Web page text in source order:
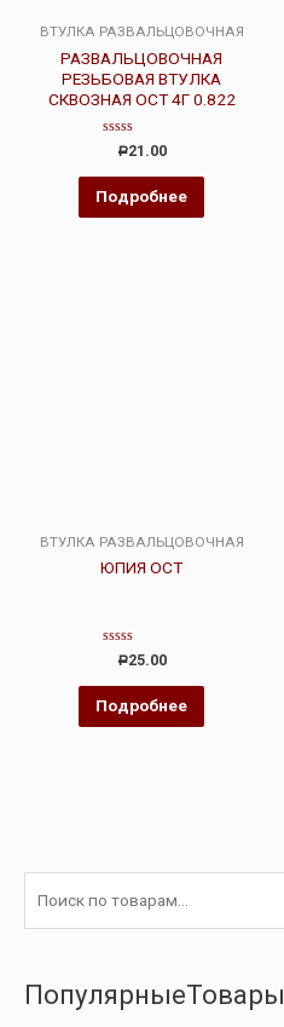
ВТУЛКА РАЗВАЛЬЦОВОЧНАЯ
РАЗВАЛЬЦОВОЧНАЯ
РЕЗЬБОВАЯ ВТУЛКА
СКВОЗНАЯ ОСТ 4Г 0.822
Оценка
из
5
Р21.00
Подробнее
ВТУЛКА РАЗВАЛЬЦОВОЧНАЯ
ЮПИЯ ОСТ
Оценка
из
5
Р25.00
Подробнее
ПопулярныеТовары